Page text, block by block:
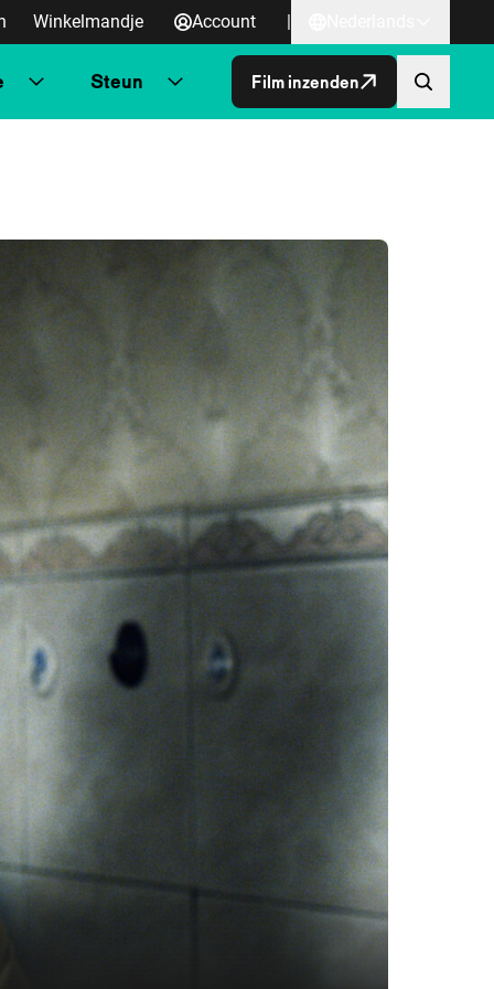
Winkelmandje Account |
Steun Film inzenden